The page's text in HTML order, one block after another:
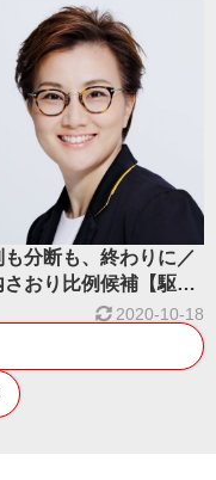
も分断も、終わりに／
さおり比例候補【駆け
】
2020-10-18